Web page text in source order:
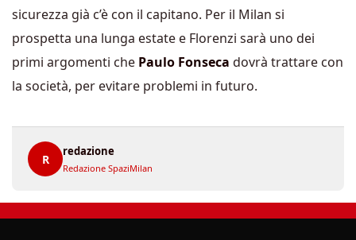
sicurezza già c’è con il capitano. Per il Milan si
prospetta una lunga estate e Florenzi sarà uno dei
primi argomenti che Paulo Fonseca dovrà trattare con
la società, per evitare problemi in futuro.
R
redazione
Redazione SpaziMilan